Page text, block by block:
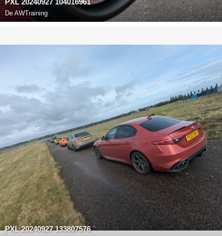
PXL 20240927 104016961
De AWTraining
PXL 20240927 133807576